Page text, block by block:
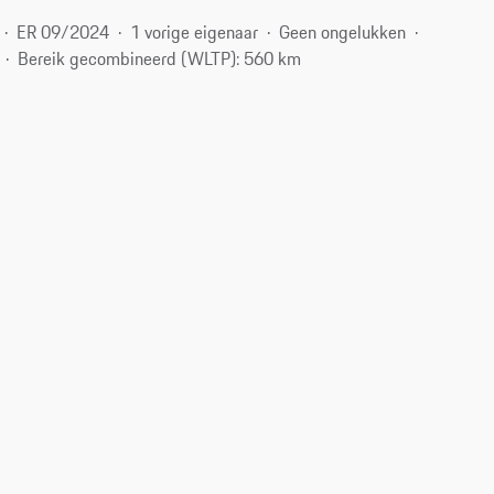
ER 09/2024 1 vorige eigenaar
Geen ongelukken
Bereik gecombineerd (WLTP): 560 km